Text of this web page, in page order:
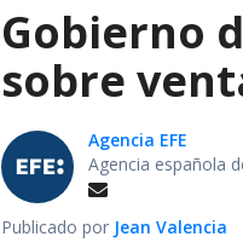
Gobierno
sobre
Agencia EFE
Agencia española
Publicado por Jean Valencia